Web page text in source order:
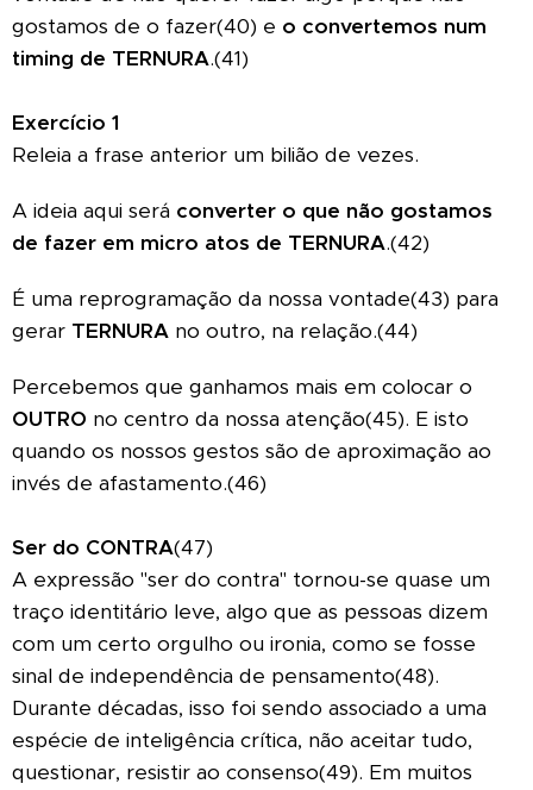
gostamos de o fazer(40) e o convertemos num
timing de TERNURA.(41)
Exercício 1
Releia a frase anterior um bilião de vezes.
A ideia aqui será converter o que não gostamos
de fazer em micro atos de TERNURA.(42)
É uma reprogramação da nossa vontade(43) para
gerar TERNURA no outro, na relação.(44)
Percebemos que ganhamos mais em colocar o
OUTRO no centro da nossa atenção(45). E isto
quando os nossos gestos são de aproximação ao
invés de afastamento.(46)
Ser do CONTRA(47)
A expressão "ser do contra" tornou-se quase um
traço identitário leve, algo que as pessoas dizem
com um certo orgulho ou ironia, como se fosse
sinal de independência de pensamento(48).
Durante décadas, isso foi sendo associado a uma
espécie de inteligência crítica, não aceitar tudo,
questionar, resistir ao consenso(49). Em muitos